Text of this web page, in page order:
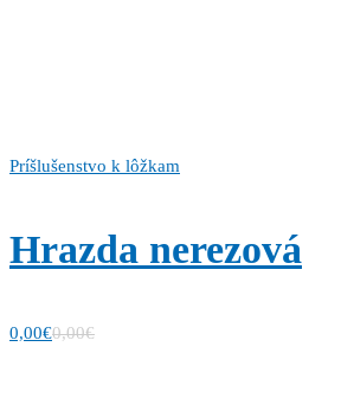
Príšlušenstvo k lôžkam
Hrazda nerezová
0,00€0,00€